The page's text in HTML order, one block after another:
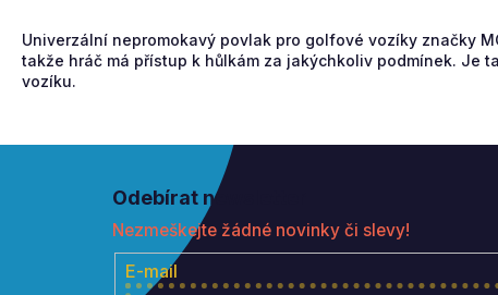
Univerzální nepromokavý povlak pro golfové vozíky značky
takže hráč má přístup k hůlkám za jakýchkoliv podmínek. Je
vozíku.
Odebírat newsletter
Nezmeškejte žádné novinky či slevy!
E-mail